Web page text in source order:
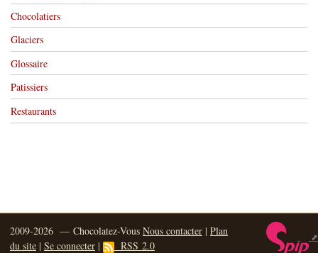
Chocolatiers
Glaciers
Glossaire
Patissiers
Restaurants
2009-2026 — Chocolatez-Vous Nous contacter | Plan
du site | Se connecter | RSS 2.0